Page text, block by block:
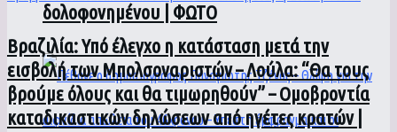
δολοφονημένου | ΦΩΤΟ
Βραζιλία: Υπό έλεγχο η κατάσταση μετά την
εισβολή των Μπολσοναριστών – Λούλα: “Θα τους
βρούμε όλους και θα τιμωρηθούν” – Ομοβροντία
καταδικαστικών δηλώσεων από ηγέτες κρατών |